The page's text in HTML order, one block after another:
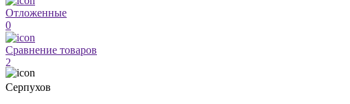
Отложенные
0
Сравнение товаров
2
Серпухов